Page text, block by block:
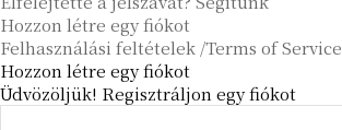
Hozzon létre egy fiókot
Felhasználási feltételek /Terms of Service
Hozzon létre egy fiókot
Üdvözöljük! Regisztráljon egy fiókot